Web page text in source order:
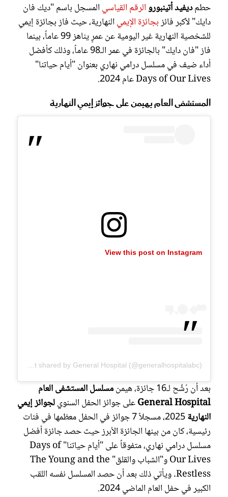
حطمديفيد أتينبوروالرقم القياسي المسجل باسم "ديك فان
دايك" لأكبر فائزبجائزة الإيمي النهارية، حيث فاز بجائزة إيمي
للشخصية النهارية غير اليومية عن عمرٍ يناهز 99 عاماً، بينما
فاز "فان دايك" بالجائزة في عمر الـ98 عاماً، وذلك كأفضل
أداء ضيف في مسلسل درامي نهاري بعنوان "أيام حياتنا"
Days of Our Lives عام 2024.
المستشفى العام يهيمن على جوائز إيمي النهارية
View this post on Instagram
بعد أن رُشِّح لـ16 جائزة، هيمن
مسلسل المستشفى العام
General Hospitalعلى جوائز الحفل السنويلجوائز إيمي
النهارية
2025، مسجلاً 7 جوائز في الحفل معظمها في فئات
رئيسية، كان من بينها الجائزة الأبرز حيث حصد جائزة أفضل
مسلسل درامي نهاري، متفوقاً على "أيام حياتنا" Days of
Our Lives و"الشباب والقلق" The Young and the
Restless. ويأتي ذلك بعد أن حصد المسلسل نفسه اللقب
الكبير في حفل العام الماضي 2024.